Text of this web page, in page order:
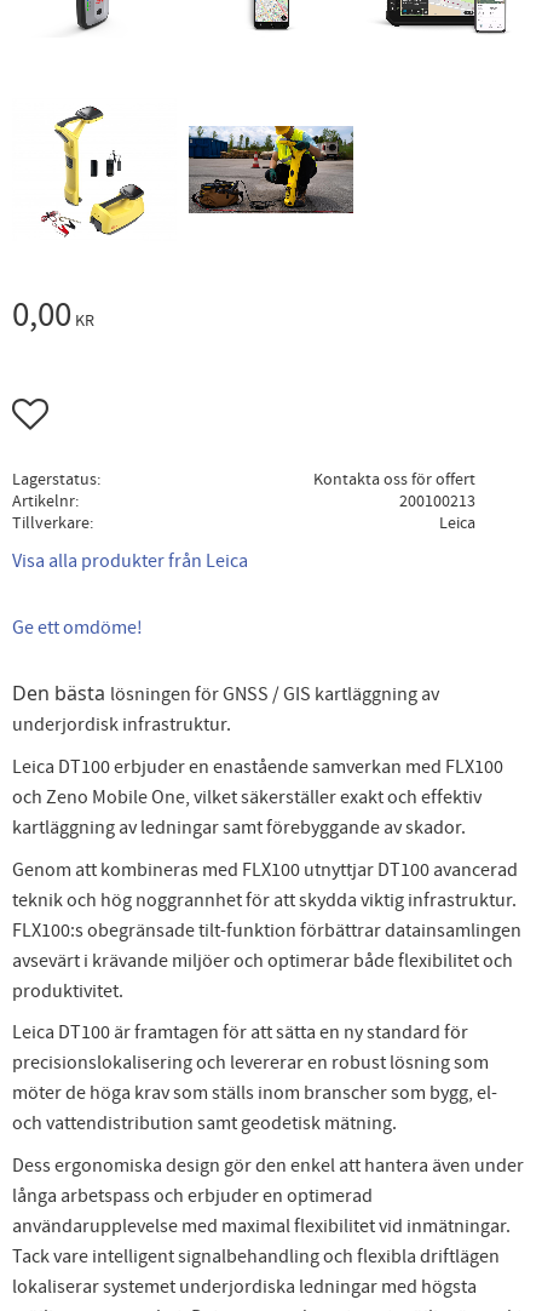
0,00 KR
Lägg till i favoriter
Lagerstatus
Kontakta oss för offert
Artikelnr
200100213
Tillverkare
Leica
Visa alla produkter från Leica
Ge ett omdöme!
Den bästa lösningen för GNSS / GIS kartläggning av
underjordisk infrastruktur.
Leica DT100 erbjuder en enastående samverkan med FLX100
och Zeno Mobile One, vilket säkerställer exakt och effektiv
kartläggning av ledningar samt förebyggande av skador.
Genom att kombineras med FLX100 utnyttjar DT100 avancerad
teknik och hög noggrannhet för att skydda viktig infrastruktur.
FLX100:s obegränsade tilt-funktion förbättrar datainsamlingen
avsevärt i krävande miljöer och optimerar både flexibilitet och
produktivitet.
Leica DT100 är framtagen för att sätta en ny standard för
precisionslokalisering och levererar en robust lösning som
möter de höga krav som ställs inom branscher som bygg, el-
och vattendistribution samt geodetisk mätning.
Dess ergonomiska design gör den enkel att hantera även under
långa arbetspass och erbjuder en optimerad
användarupplevelse med maximal flexibilitet vid inmätningar.
Tack vare intelligent signalbehandling och flexibla driftlägen
lokaliserar systemet underjordiska ledningar med högsta